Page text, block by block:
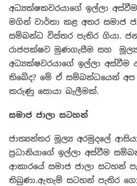
අධ්‍යක්ෂකවරයාගේ ඉල්ලා
මගින් වාර්තා කළ අතර සමාජ
සම්බන්ධ විස්තර පැතිර ගියා.
රාජපක්ෂව මුණගැසීම සහ මූල්‍ය
අධ්‍යක්ෂවරයාගේ ඉල්ලා
තිබේද? මේ ඒ සම්බන්ධයෙන්
කරුණු සොයා බැලීමක්.
සමාජ ජාලා සටහන්
ජාත්‍යන්තර මූල්‍ය අරමුදලේ
ප්‍රධානියාගේ ඉල්ලා අස්වීම
ආකාරයේ සමාජ ජාලා සටහන්
තිබුණා.ඇතැම් සටහන් පැතිර